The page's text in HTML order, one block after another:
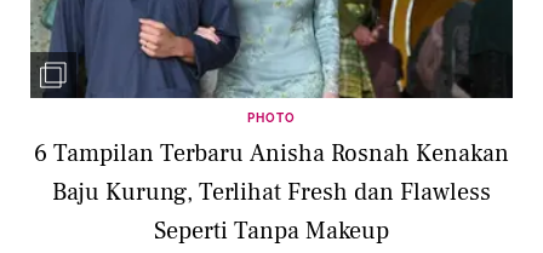
PHOTO
6 Tampilan Terbaru Anisha Rosnah Kenakan
Baju Kurung, Terlihat Fresh dan Flawless
Seperti Tanpa Makeup